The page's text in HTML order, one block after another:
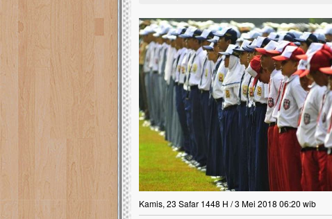
Kamis, 23 Safar 1448 H / 3 Mei 2018 06:20 wib
Bantu Naura, Balita
Tumor Pembuluh Darah
Hidup Naura Salsabila
rintangan yang sangat berat.
berusia sepuluh bulan, bayi
menghadapi penyakit yang
pembuluh darah berukuran...